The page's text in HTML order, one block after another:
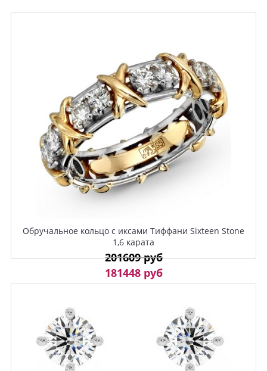
Обручальное кольцо с иксами Тиффани Sixteen Stone
1,6 карата
201609 руб
181448 руб